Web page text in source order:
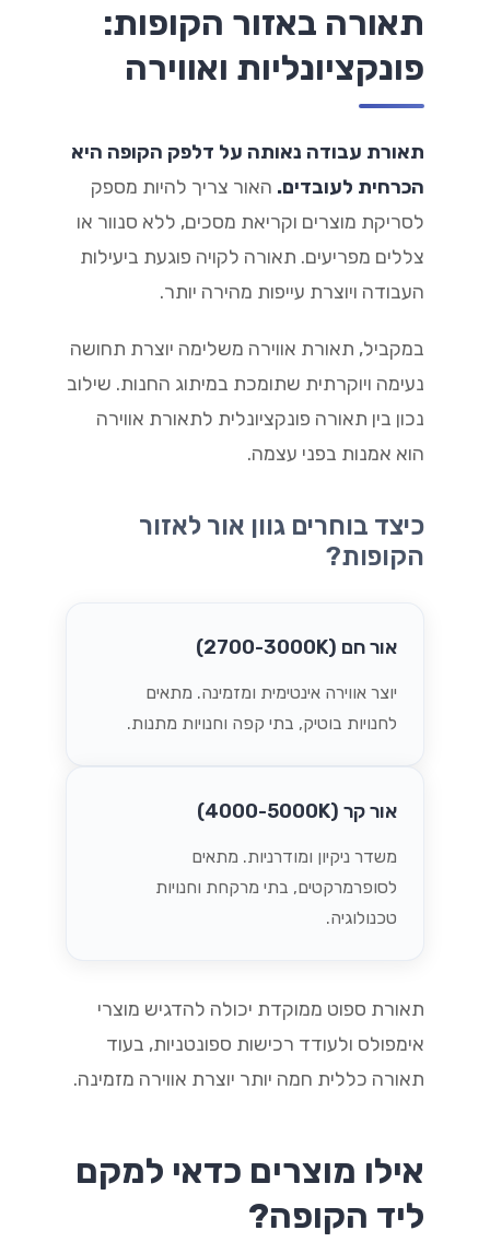
תאורה באזור הקופות:
פונקציונליות ואווירה
תאורת עבודה נאותה על דלפק הקופה היא
הכרחית לעובדים. האור צריך להיות מספק
לסריקת מוצרים וקריאת מסכים, ללא סנוור או
צללים מפריעים. תאורה לקויה פוגעת ביעילות
העבודה ויוצרת עייפות מהירה יותר.
במקביל, תאורת אווירה משלימה יוצרת תחושה
נעימה ויוקרתית שתומכת במיתוג החנות. שילוב
נכון בין תאורה פונקציונלית לתאורת אווירה
הוא אמנות בפני עצמה.
כיצד בוחרים גוון אור לאזור
הקופות?
אור חם (2700-3000K)
יוצר אווירה אינטימית ומזמינה. מתאים
לחנויות בוטיק, בתי קפה וחנויות מתנות.
אור קר (4000-5000K)
משדר ניקיון ומודרניות. מתאים
לסופרמרקטים, בתי מרקחת וחנויות
טכנולוגיה.
תאורת ספוט ממוקדת יכולה להדגיש מוצרי
אימפולס ולעודד רכישות ספונטניות, בעוד
תאורה כללית חמה יותר יוצרת אווירה מזמינה.
אילו מוצרים כדאי למקם
ליד הקופה?